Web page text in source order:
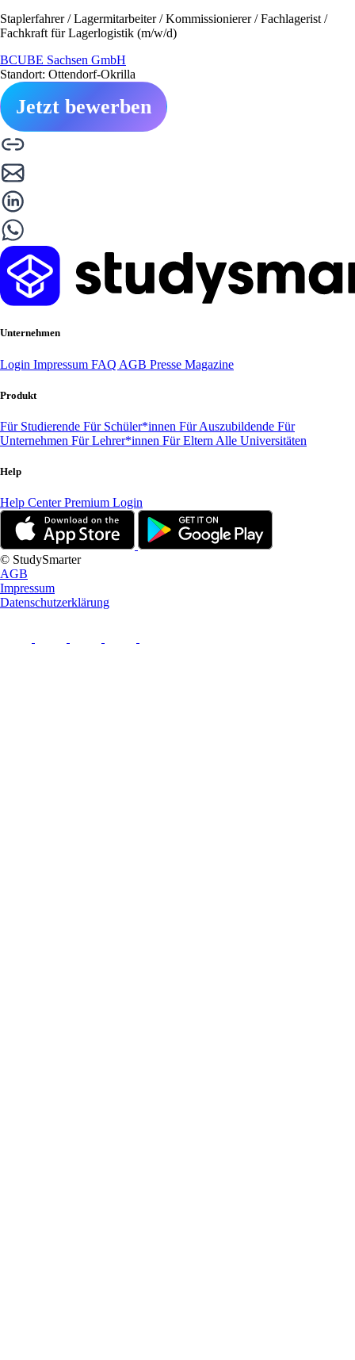
Staplerfahrer / Lagermitarbeiter / Kommissionierer / Fachlagerist /
Fachkraft für Lagerlogistik (m/w/d)
BCUBE Sachsen GmbH
Standort: Ottendorf-Okrilla
Jetzt bewerben
Unternehmen
Login Impressum FAQ AGB Presse Magazine
Produkt
Für Studierende Für Schüler*innen Für Auszubildende Für
Unternehmen Für Lehrer*innen Für Eltern Alle Universitäten
Help
Help CenterPremium Login
© StudySmarter
AGB
Impressum
Datenschutzerklärung